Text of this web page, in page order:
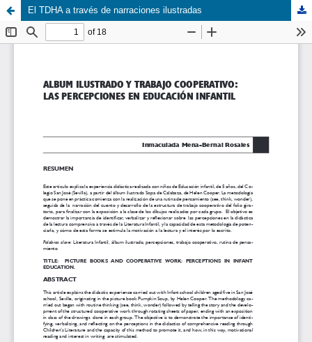
El TDHA a través de narraciones ilustradas